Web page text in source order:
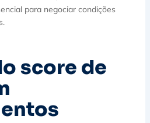
para negociar condições
score de